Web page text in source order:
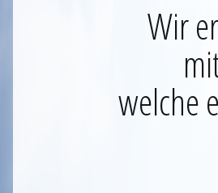
Wir
welche